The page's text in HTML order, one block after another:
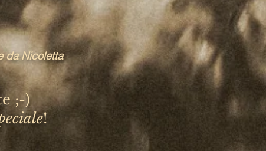
da Nicoletta
;-)
!